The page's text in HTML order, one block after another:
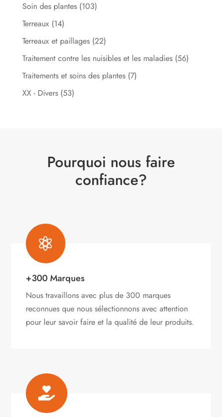
Soin des plantes (103)
Terreaux (14)
Terreaux et paillages (22)
Traitement contre les nuisibles et les maladies (56)
Traitements et soins des plantes (7)
XX - Divers (53)
Pourquoi nous faire
confiance?

+300 Marques
Nous travaillons avec plus de 300 marques
reconnues que nous sélectionnons avec attention
pour leur savoir faire et la qualité de leur produits.
